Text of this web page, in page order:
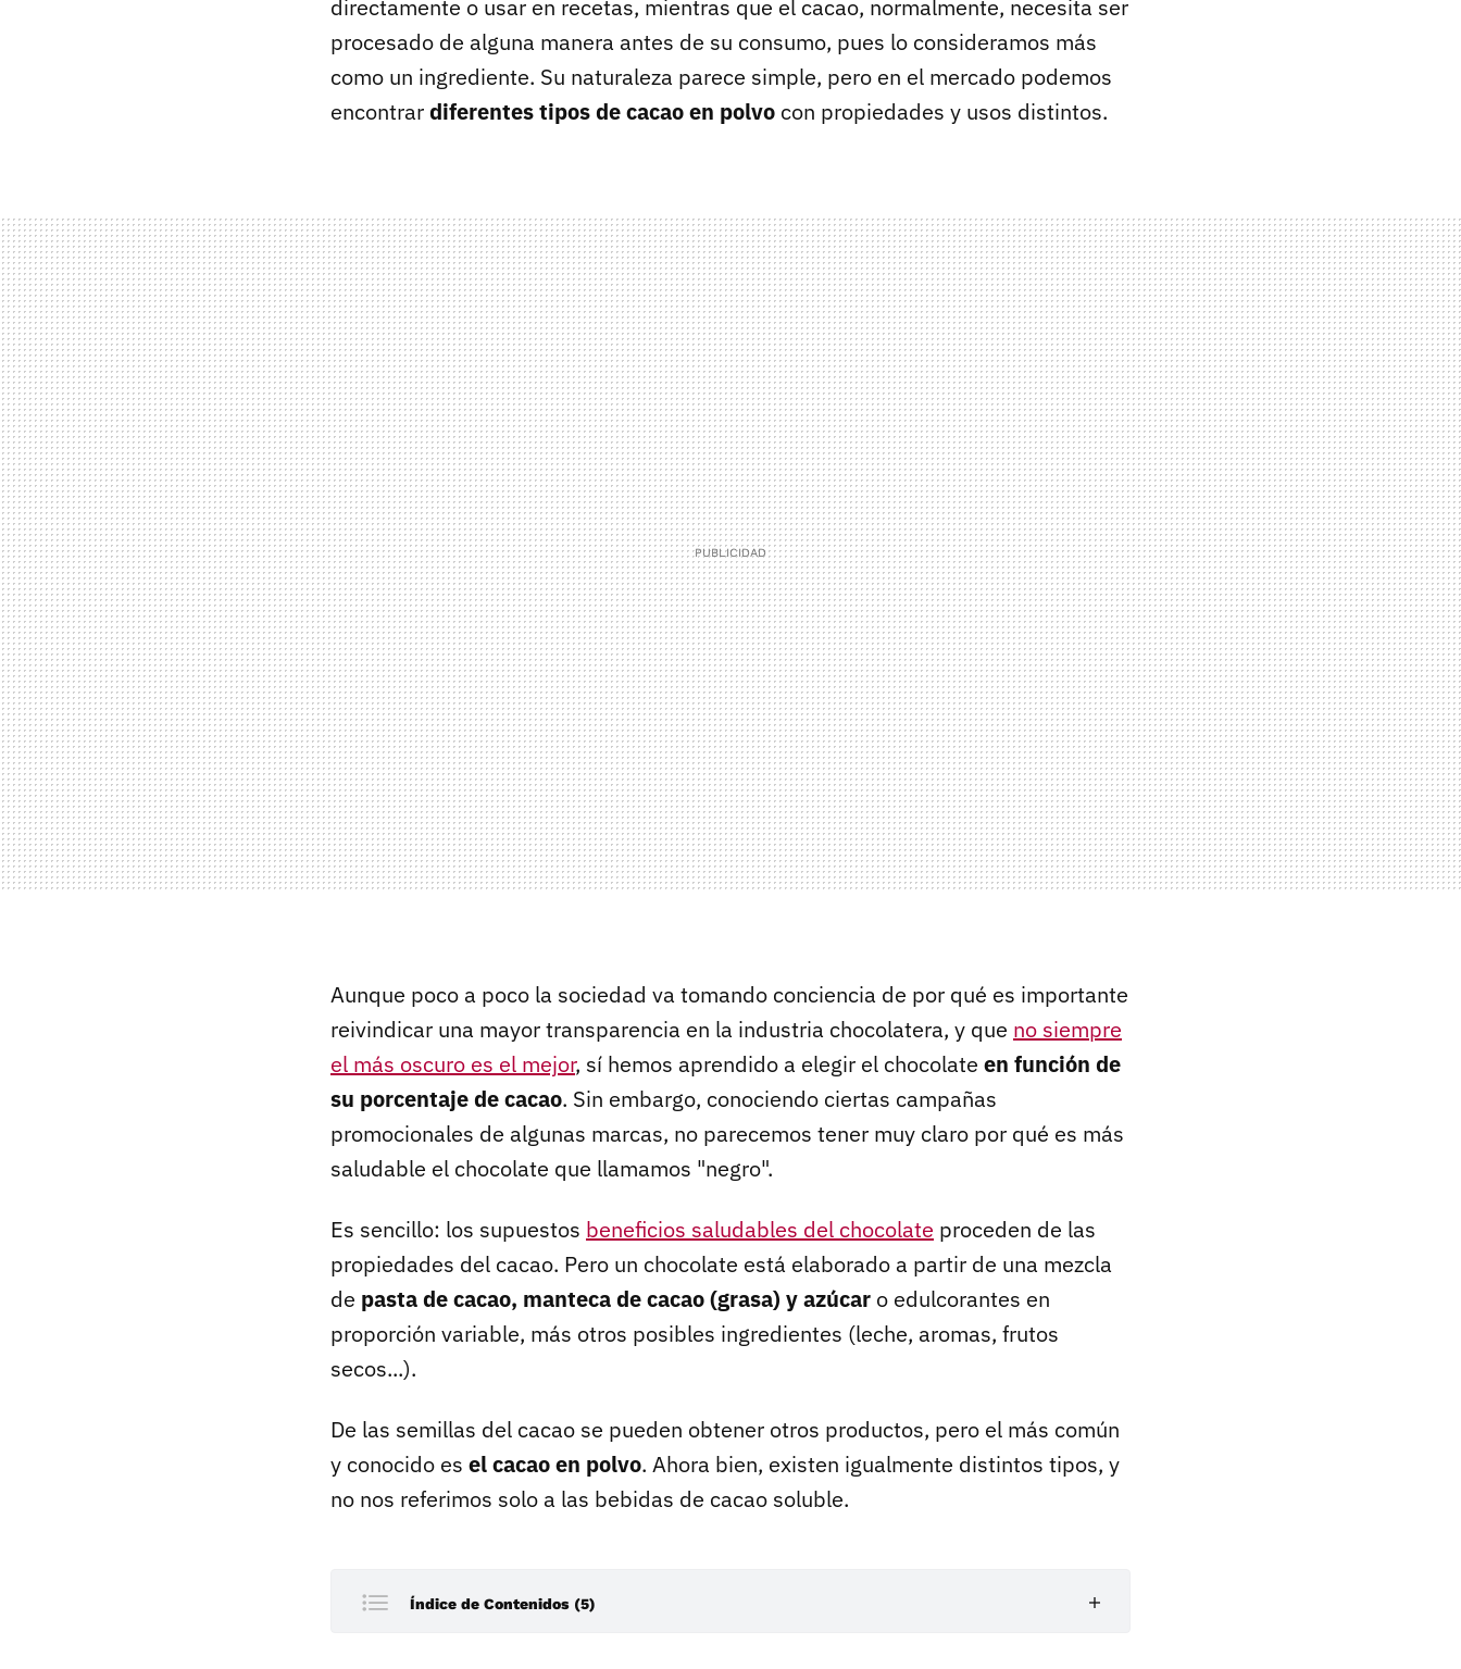
directamente o usar en recetas, mientras que el cacao, normalmente, necesita ser
procesado de alguna manera antes de su consumo, pues lo consideramos más
como un ingrediente. Su naturaleza parece simple, pero en el mercado podemos
encontrardiferentes tipos de cacao en polvo con propiedades y usos distintos.
Aunque poco a poco la sociedad va tomando conciencia de por qué es importante
reivindicar una mayor transparencia en la industria chocolatera, y que no siempre
el más oscuro es el mejor, sí hemos aprendido a elegir el chocolate en función de
su porcentaje de cacao. Sin embargo, conociendo ciertas campañas
promocionales de algunas marcas, no parecemos tener muy claro por qué es más
saludable el chocolate que llamamos "negro".
Es sencillo: los supuestos beneficios saludables del chocolate proceden de las
propiedades del cacao. Pero un chocolate está elaborado a partir de una mezcla
de pasta de cacao, manteca de cacao (grasa) y azúcar o edulcorantes en
proporción variable, más otros posibles ingredientes (leche, aromas, frutos
secos...).
De las semillas del cacao se pueden obtener otros productos, pero el más común
y conocido es el cacao en polvo. Ahora bien, existen igualmente distintos tipos, y
no nos referimos solo a las bebidas de cacao soluble.
Índice de Contenidos (5)